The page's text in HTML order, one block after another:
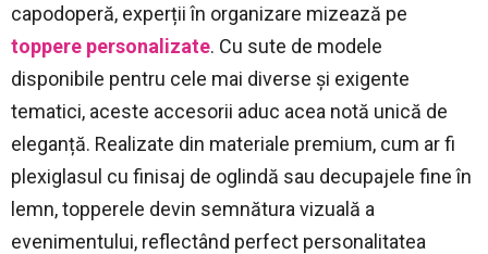
capodoperă, experții în organizare mizează pe
toppere personalizate. Cu sute de modele
disponibile pentru cele mai diverse și exigente
tematici, aceste accesorii aduc acea notă unică de
eleganță. Realizate din materiale premium, cum ar fi
plexiglasul cu finisaj de oglindă sau decupajele fine în
lemn, topperele devin semnătura vizuală a
evenimentului, reflectând perfect personalitatea